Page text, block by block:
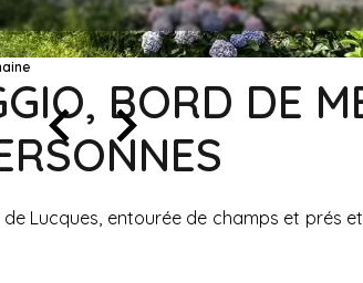
BORD DE
Lucques, entourée de champs et prés